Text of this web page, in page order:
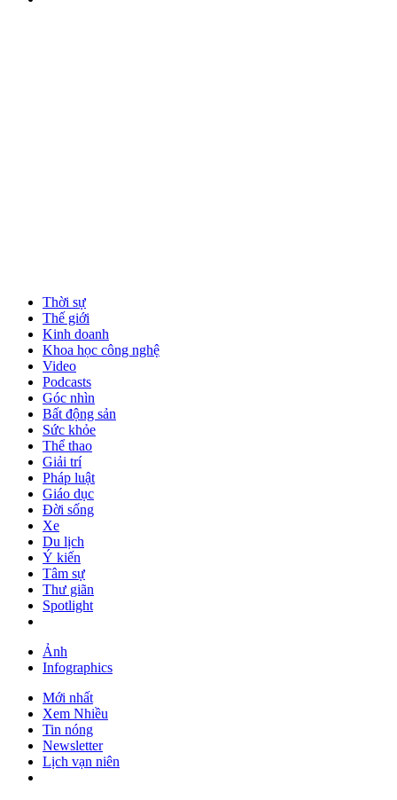
Thời sự
Thế giới
Kinh doanh
Khoa học công nghệ
Video
Podcasts
Góc nhìn
Bất động sản
Sức khỏe
Thể thao
Giải trí
Pháp luật
Giáo dục
Đời sống
Xe
Du lịch
Ý kiến
Tâm sự
Thư giãn
Spotlight
Ảnh
Infographics
Mới nhất
Xem Nhiều
Tin nóng
Newsletter
Lịch vạn niên